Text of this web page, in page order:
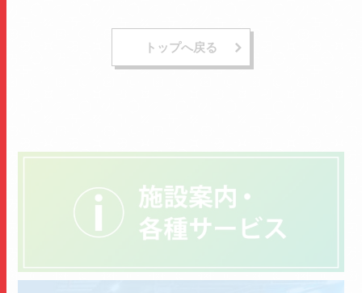
トップへ戻る